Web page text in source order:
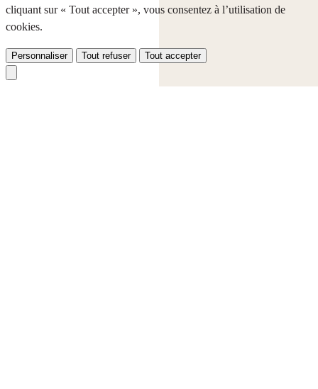
cliquant sur « Tout accepter », vous consentez à l’utilisation de
cookies.
Personnaliser Tout refuser Tout accepter